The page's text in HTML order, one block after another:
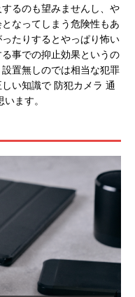
るのも望みませんし、や
なってしまう危険性もあ
たりするとやっぱり怖い
事での抑止効果というの
置無しのでは相当な犯罪
い知識で 防犯カメラ 通
ます。